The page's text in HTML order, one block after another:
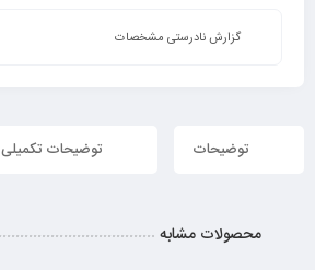
گزارش نادرستی مشخصات
توضیحات توضیحات تکمیلی
محصولات مشابه